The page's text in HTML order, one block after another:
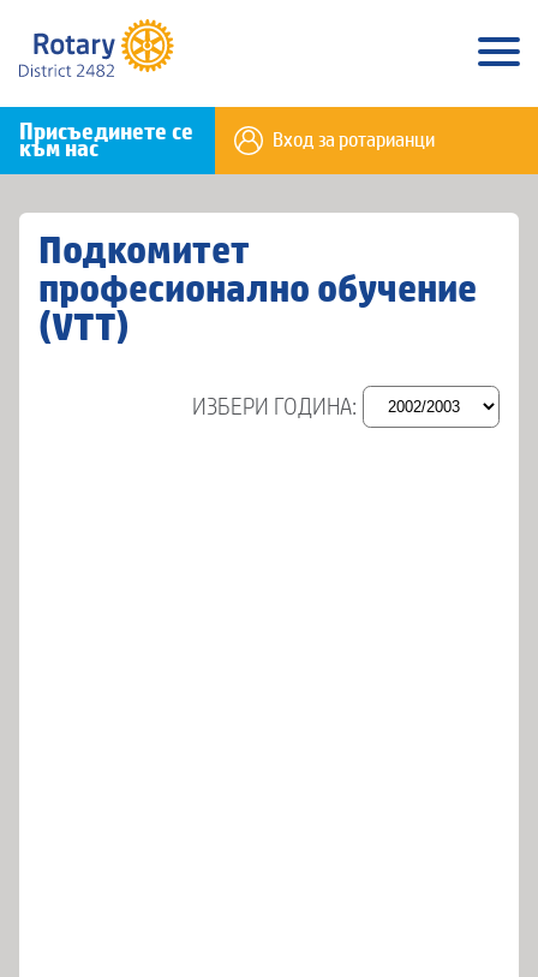
Присъединете се
към нас Вход за ротарианци
Подкомитет
професионално обучение
(VTT)
ИЗБЕРИ ГОДИНА: